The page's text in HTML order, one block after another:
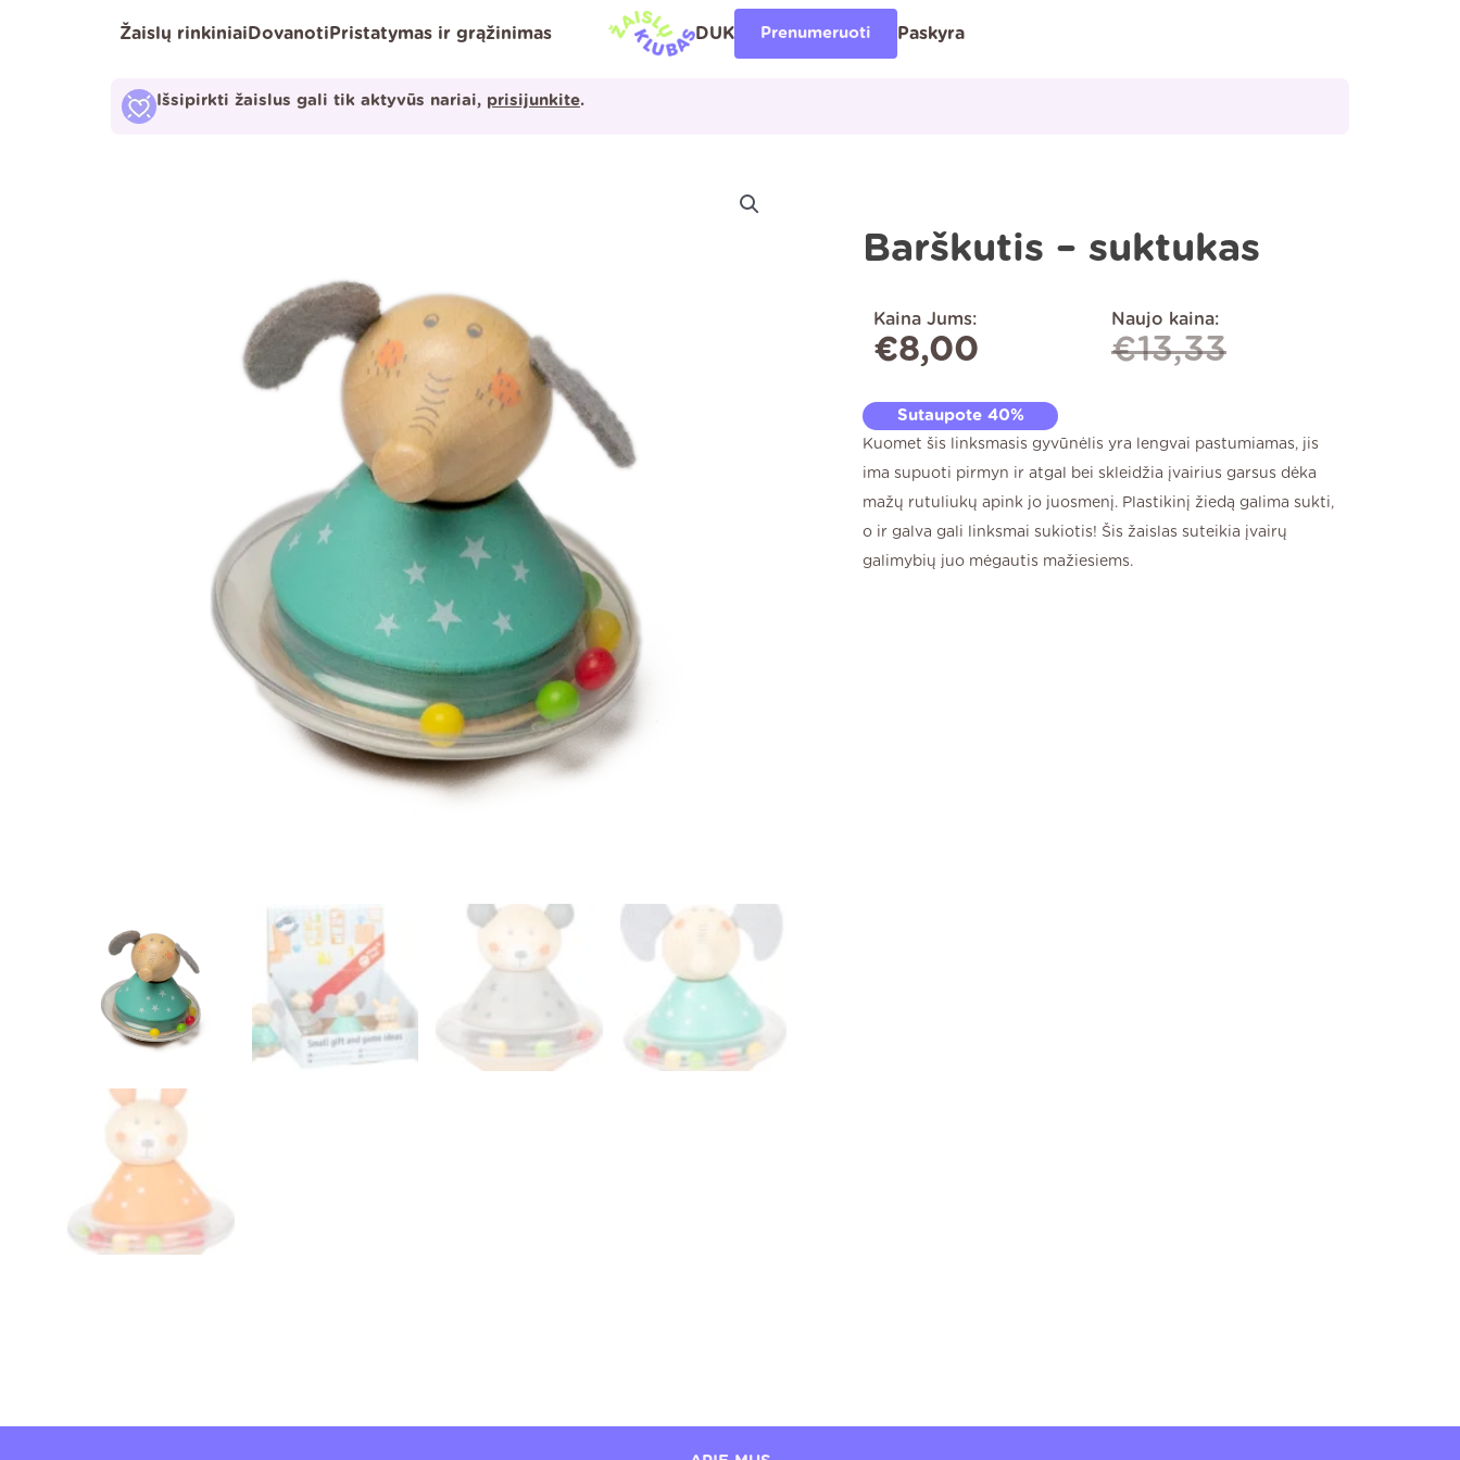
Žaislų rinkiniai Dovanoti Pristatymas ir grąžinimas DUK Prenumeruoti Paskyra
Išsipirkti žaislus gali tik aktyvūs nariai, prisijunkite.
Barškutis – suktukas
Kaina Jums:
€8,00
Naujo kaina:
€13,33
Sutaupote 40%
Kuomet šis linksmasis gyvūnėlis yra lengvai pastumiamas, jis
ima supuoti pirmyn ir atgal bei skleidžia įvairius garsus dėka
mažų rutuliukų apink jo juosmenį. Plastikinį žiedą galima sukti,
o ir galva gali linksmai sukiotis! Šis žaislas suteikia įvairų
galimybių juo mėgautis mažiesiems.